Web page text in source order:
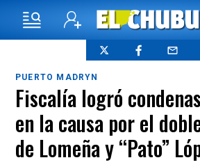
PUERTO MADRYN
Fiscalía logró
en la causa por el
de Lomeña y “Pato”